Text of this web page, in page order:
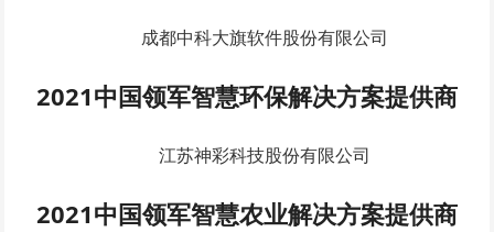
成都中科大旗软件股份有限公司
2021中国领军智慧环保解决方案提供商
江苏神彩科技股份有限公司
2021中国领军智慧农业解决方案提供商